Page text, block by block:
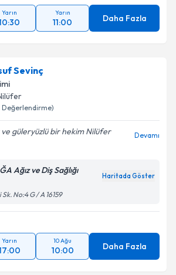
Yarın Yarın
11:00 Daha Fazla
Sevinç
Değerlendirme)
ve güleryüzlü bir hekim Nilüfer
Devamı
Ağız ve Diş Sağlığı
Haritada Göster
Sk. No:4 G / A 16159
Yarın 10 Ağu
10:00 Daha Fazla